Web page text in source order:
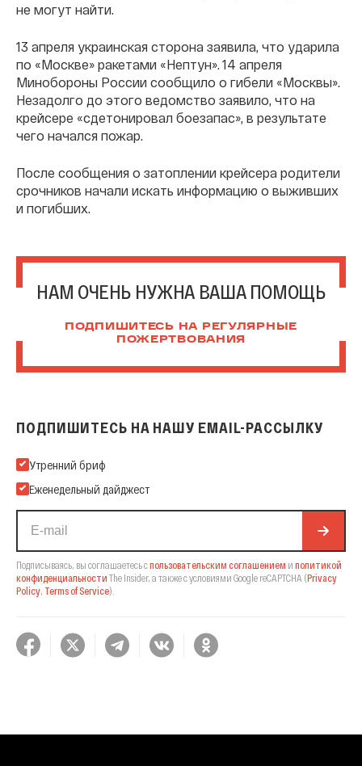
не могут найти.
13 апреля украинская сторона заявила, что ударила
по «Москве» ракетами «Нептун». 14 апреля
Минобороны России сообщило о гибели «Москвы».
Незадолго до этого ведомство заявило, что на
крейсере «сдетонировал боезапас», в результате
чего начался пожар.
После сообщения о затоплении крейсера родители
срочников начали искать информацию о выживших
и погибших.
НАМ ОЧЕНЬ НУЖНА ВАША ПОМОЩЬ
ПОДПИШИТЕСЬ НА РЕГУЛЯРНЫЕ
ПОЖЕРТВОВАНИЯ
ПОДПИШИТЕСЬ НА НАШУ EMAIL-РАССЫЛКУ
Подпишитесь на нашу Email-рассылку
Утренний бриф
Еженедельный дайджест
Подписываясь, вы соглашаетесь спользовательским соглашением и политикой
конфиденциальности The Insider, а также с условиями Google reCAPTCHA (Privacy
Policy Terms of Service).